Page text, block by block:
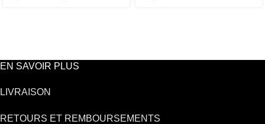
EN SAVOIR PLUS
LIVRAISON
RETOURS ET REMBOURSEMENTS